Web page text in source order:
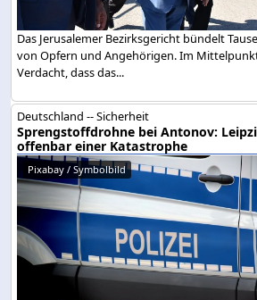
Das Jerusalemer Bezirksgericht bündelt
von Opfern und Angehörigen. Im
Verdacht, dass das...
Deutschland -- Sicherheit
Sprengstoffdrohne bei Antonov:
offenbar einer Katastrophe
Pixabay / Symbolbild